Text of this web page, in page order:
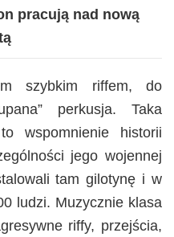
pracują nad nową
szybkim riffem, do
perkusja. Taka
wspomnienie historii
jego wojennej
tam gilotynę i w
ludzi. Muzycznie klasa
riffy, przejścia,